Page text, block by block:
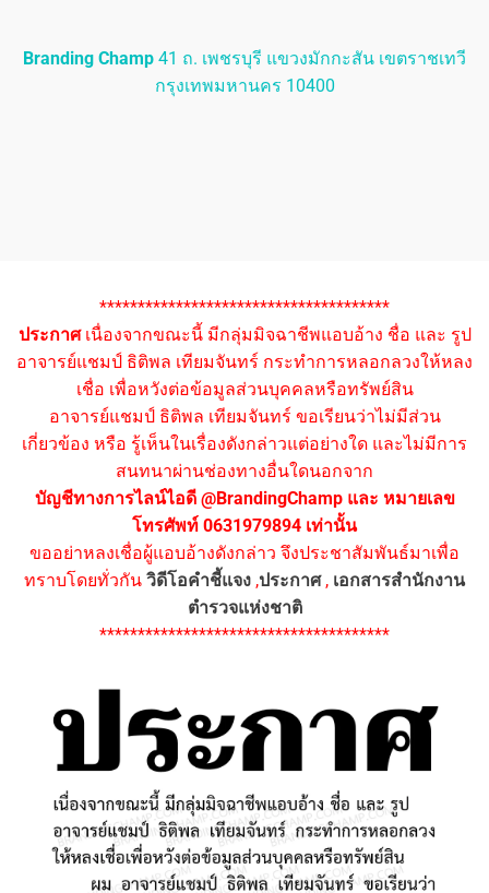
Branding Champ 41 ถ. เพชรบุรี แขวงมักกะสัน เขตราชเทวี
กรุงเทพมหานคร 10400
**************************************
ประกาศเนื่องจากขณะนี้ มีกลุ่มมิจฉาชีพแอบอ้าง ชื่อ และ รูป
อาจารย์แชมป์ ธิติพล เทียมจันทร์ กระทำการหลอกลวงให้หลง
เชื่อ เพื่อหวังต่อข้อมูลส่วนบุคคลหรือทรัพย์สิน
อาจารย์แชมป์ ธิติพล เทียมจันทร์ ขอเรียนว่าไม่มีส่วน
เกี่ยวข้อง หรือ รู้เห็นในเรื่องดังกล่าวแต่อย่างใด และไม่มีการ
สนทนาผ่านช่องทางอื่นใดนอกจาก
บัญชีทางการไลน์ไอดี @BrandingChamp และ หมายเลข
โทรศัพท์ 0631979894 เท่านั้น
ขออย่าหลงเชื่อผู้แอบอ้างดังกล่าว จึงประชาสัมพันธ์มาเพื่อ
ทราบโดยทั่วกัน วิดีโอคำชี้แจง ,ประกาศ, เอกสารสำนักงาน
ตำรวจแห่งชาติ
**************************************